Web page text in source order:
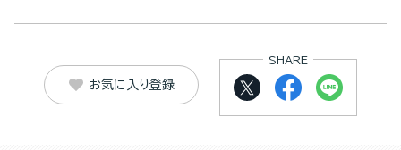
お気に入り登録
SHARE